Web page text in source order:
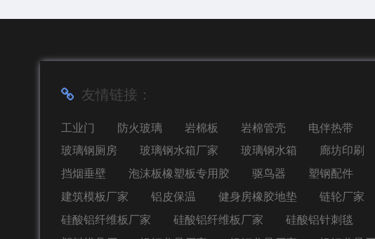
友情链接：
工业门 防火玻璃 岩棉板 岩棉管壳 电伴热带
玻璃钢厕房
玻璃钢水箱厂家 玻璃钢水箱 廊坊印刷
挡烟垂壁
泡沫板橡塑板专用胶 驱鸟器 塑钢配件
建筑模板厂家
铝皮保温 健身房橡胶地垫 链轮厂家
硅酸铝纤维板厂家
硅酸铝纤维板厂家 硅酸铝针刺毯